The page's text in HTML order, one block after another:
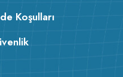
Koşulları